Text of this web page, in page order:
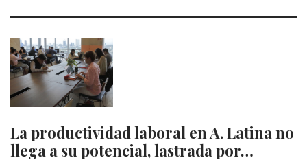
La productividad laboral en A. Latina no
llega a su potencial, lastrada por…